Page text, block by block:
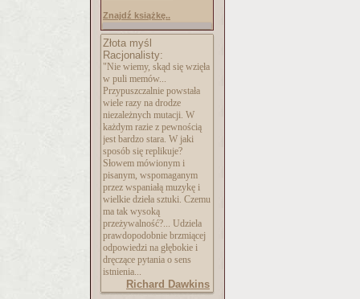
Znajdź książkę..
Złota myśl
Racjonalisty:
"Nie wiemy, skąd się wzięła
w puli memów...
Przypuszczalnie powstała
wiele razy na drodze
niezależnych mutacji. W
każdym razie z pewnością
jest bardzo stara. W jaki
sposób się replikuje?
Słowem mówionym i
pisanym, wspomaganym
przez wspaniałą muzykę i
wielkie dzieła sztuki. Czemu
ma tak wysoką
przeżywalność?... Udziela
prawdopodobnie brzmiącej
odpowiedzi na głębokie i
dręczące pytania o sens
istnienia...
Richard Dawkins